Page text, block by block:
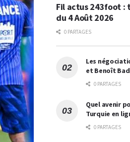
Fil actus 243foot :
du 4 Août 2026
0 PARTAGES
Les
et Benoît
0 PARTAGES
Quel avenir
Turquie en
0 PARTAGES